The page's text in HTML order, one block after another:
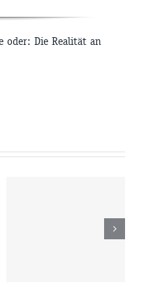
oder: Die Realität an
Donnerstag
06.08.2026